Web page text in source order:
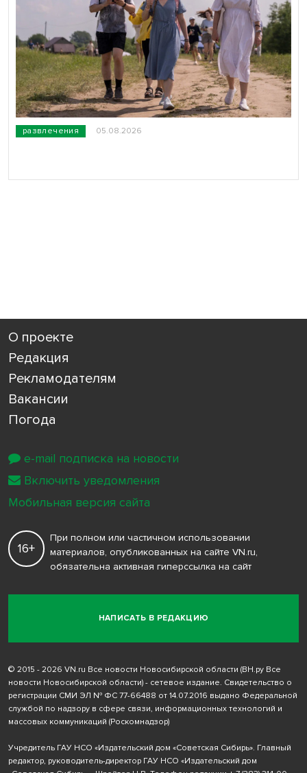
развлечения 05.08.2026
О проекте
Редакция
Рекламодателям
Вакансии
Погода
НАПИСАТЬ В РЕДАКЦИЮ
16+
При полном или частичном использовании
материалов, опубликованных на сайте VN.ru,
обязательна активная гиперссылка на сайт
© 2015 - 2026 VN.ru Все новости Новосибирской области (ВН.ру Все
новости Новосибирской области) - сетевое издание. Свидетельство о
регистрации СМИ ЭЛ № ФС 77-66488 от 14.07.2016 выдано Федеральной
службой по надзору в сфере связи, информационных технологий и
массовых коммуникаций (Роскомнадзор)
Учредитель ГАУ НСО «Издательский дом «Советская Сибирь». Главный
редактор, руководитель-директор ГАУ НСО «Издательский дом
e-mail подписка на новости
Включить уведомления
Мобильная версия сайта